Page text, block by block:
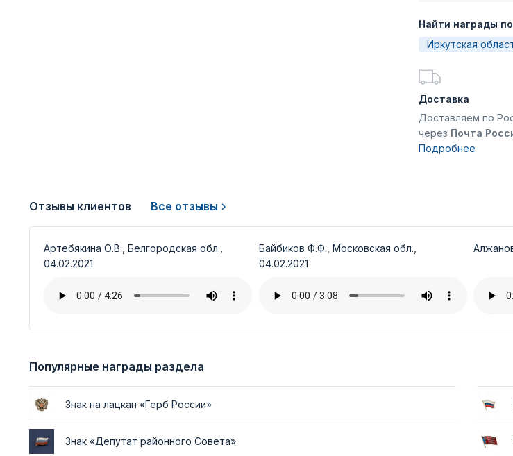
Найти награды
Иркутская
Доставка
Доставляем по
через Почта
Подробнее
Отзывы клиентов Все отзывы
Артебякина О.В., Белгородская обл.,
04.02.2021
Байбиков Ф.Ф., Московская обл.,
04.02.2021
Популярные награды раздела
Знак на лацкан «Герб России»
Знак «Депутат районного Совета»